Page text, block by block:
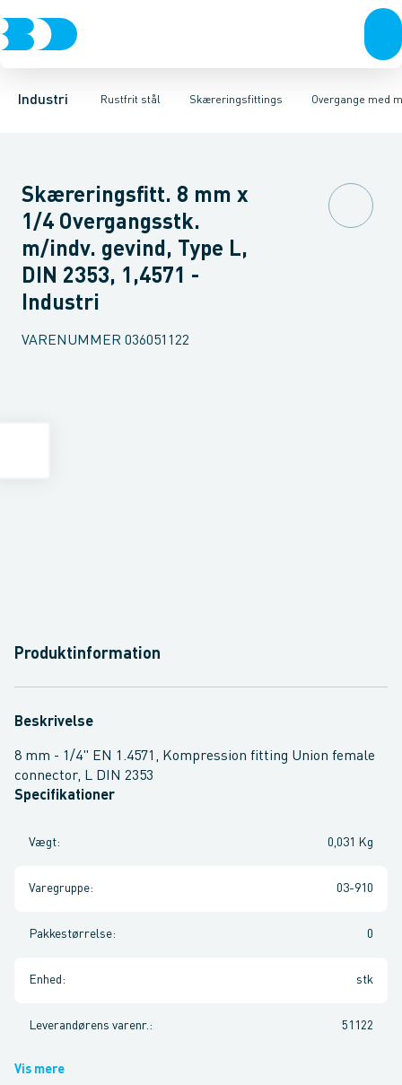
Industri Rustfrit stål
VentilerRustfrit stålSort stålGalvaniseret stål PlastIndustri
Skæreringsfittings
Svejsefittings ASTM svejsefittingsLevnedsmiddel fittings
Overgange med
VinklerUnionerT-stykker Overgange med nippelOvergange
Skæreringsfitt. 8 mm x
1/4 Overgangsstk.
m/indv. gevind, Type L,
DIN 2353, 1,4571 -
Industri
VARENUMMER 036051122
Produktinformation
Beskrivelse
8 mm - 1/4" EN 1.4571, Kompression fitting Union female
connector, L DIN 2353
Specifikationer
Vægt: 0,031 Kg
Varegruppe: 03-910
Pakkestørrelse: 0
Enhed : stk
Leverandørens varenr. : 51122
Vis mere